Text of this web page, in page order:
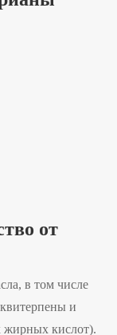
от
в том числе
и
жирных кислот).